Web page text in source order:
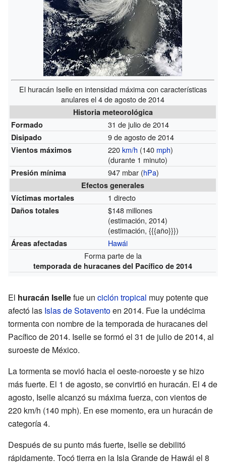
El huracán Iselle en intensidad máxima con características
anulares el 4 de agosto de 2014
Historia meteorológica
Formado
31 de julio de 2014
Disipado 9 de agosto de 2014
Vientos máximos 220km/h (140 mph)
(durante 1 minuto)
Presión mínima 947 mbar (hPa)
Efectos generales
Víctimas mortales
1 directo
Daños totales
$148 millones
(estimación, 2014)
(estimación, {{{año}}})
Áreas afectadas
Hawái
Forma parte de la
temporada de huracanes del Pacífico de 2014
El huracán Isellefue un ciclón tropical muy potente que
afectó las Islas de Sotaventoen 2014. Fue la undécima
tormenta con nombre de la temporada de huracanes del
Pacífico de 2014. Iselle se formó el 31 de julio de 2014, al
suroeste de México.
La tormenta se movió hacia el oeste-noroeste y se hizo
más fuerte. El 1 de agosto, se convirtió en huracán. El 4 de
agosto, Iselle alcanzó su máxima fuerza, con vientos de
220 km/h (140 mph). En ese momento, era un huracán de
categoría 4.
Después de su punto más fuerte, Iselle se debilitó
rápidamente. Tocó tierra en la Isla Grande de Hawái el 8